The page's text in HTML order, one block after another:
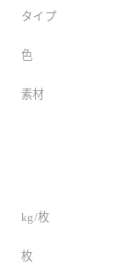
タイプ
色
素材
kg/枚
枚